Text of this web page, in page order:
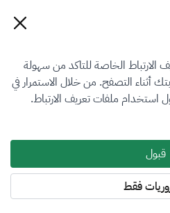
الخاصة للتاكد من سهولة
التصفح. من خلال الاستمرار في
استخدام ملفات تعريف الارتباط.
قبول
فقط